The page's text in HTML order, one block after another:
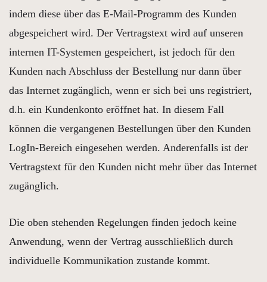
indem diese über das E-Mail-Programm des Kunden
abgespeichert wird. Der Vertragstext wird auf unseren
internen IT-Systemen gespeichert, ist jedoch für den
Kunden nach Abschluss der Bestellung nur dann über
das Internet zugänglich, wenn er sich bei uns registriert,
d.h. ein Kundenkonto eröffnet hat. In diesem Fall
können die vergangenen Bestellungen über den Kunden
LogIn-Bereich eingesehen werden. Anderenfalls ist der
Vertragstext für den Kunden nicht mehr über das Internet
zugänglich.
Die oben stehenden Regelungen finden jedoch keine
Anwendung, wenn der Vertrag ausschließlich durch
individuelle Kommunikation zustande kommt.